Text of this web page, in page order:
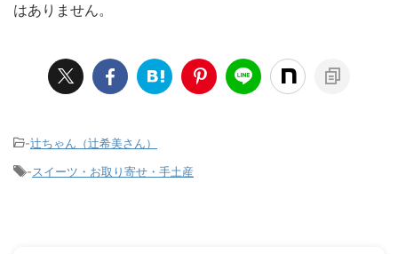
はありません。
-辻ちゃん（辻希美さん）
-スイーツ・お取り寄せ・手土産